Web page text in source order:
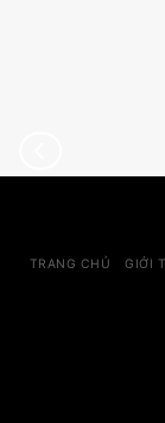
TRANG CHỦ GIỚI